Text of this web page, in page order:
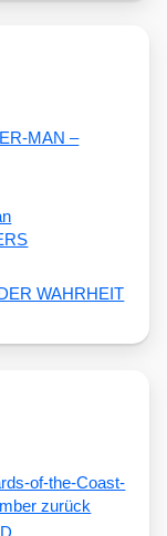
MAN –
WAHRHEIT
of-the-Coast-
zurück